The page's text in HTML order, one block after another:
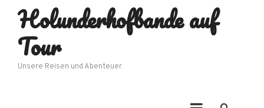
content
Holunderhofbande auf
Tour
Unsere Reisen und Abenteuer